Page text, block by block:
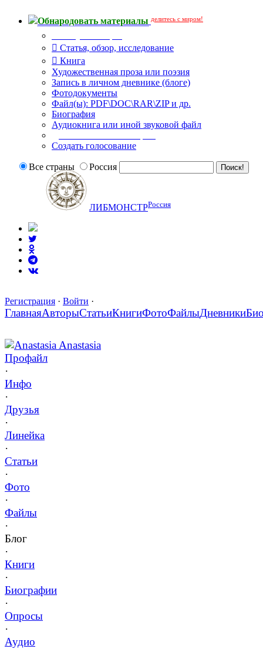
Обнародовать материалы делитесь с миром!
Статья, обзор, исследование
Книга
Художественная проза или поэзия
Запись в личном дневнике (блоге)
Фотодокументы
Файл(ы): PDF\DOC\RAR\ZIP и др.
Биография
Аудиокнига или иной звуковой файл
Создать голосование
Все страны Россия
ЛИБМОНСТРРоссия
Регистрация · Войти ·
ГлавнаяАвторыСтатьиКнигиФотоФайлыДневники
Anastasia Anastasia
Профайл
·
Инфо
·
Друзья
·
Линейка
·
Статьи
·
Фото
·
Файлы
·
Блог
·
Книги
·
Биографии
·
Опросы
·
Аудио